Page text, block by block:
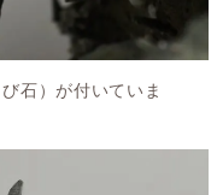
石）が付いていま